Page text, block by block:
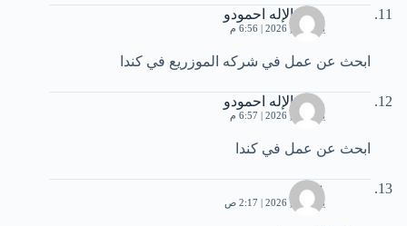
, عبد الإله احمودو
يونيو 19, 2026 | 6:56 م
ابحث عن عمل في شركه الموزريع في كندا
, عبد الإله احمودو
يونيو 19, 2026 | 6:57 م
ابحث عن عمل في كندا
علي
يونيو 20, 2026 | 2:17 ص